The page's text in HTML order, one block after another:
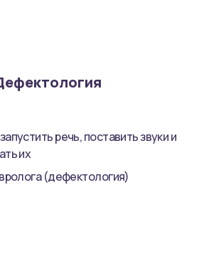
речь, поставить звуки и
их
(дефектология)